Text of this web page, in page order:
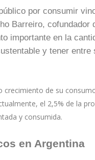
por consumir
Barreiro,
importante en la
y tener
crecimiento de su
el 2,5% de la
y consumida.
en Argentina